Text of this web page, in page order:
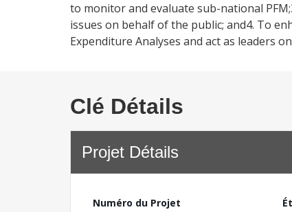
to monitor and evaluate sub-national
issues on behalf of the public; and4. To
Expenditure Analyses and act as leaders
Clé Détails
Projet Détails
Numéro du Projet